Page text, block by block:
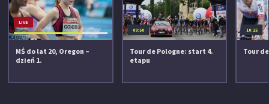
LIVE
MŚ do lat 20, Oregon –
dzień 1.
09:50
Tour de Pologne: start 4.
etapu
10:25
Tour